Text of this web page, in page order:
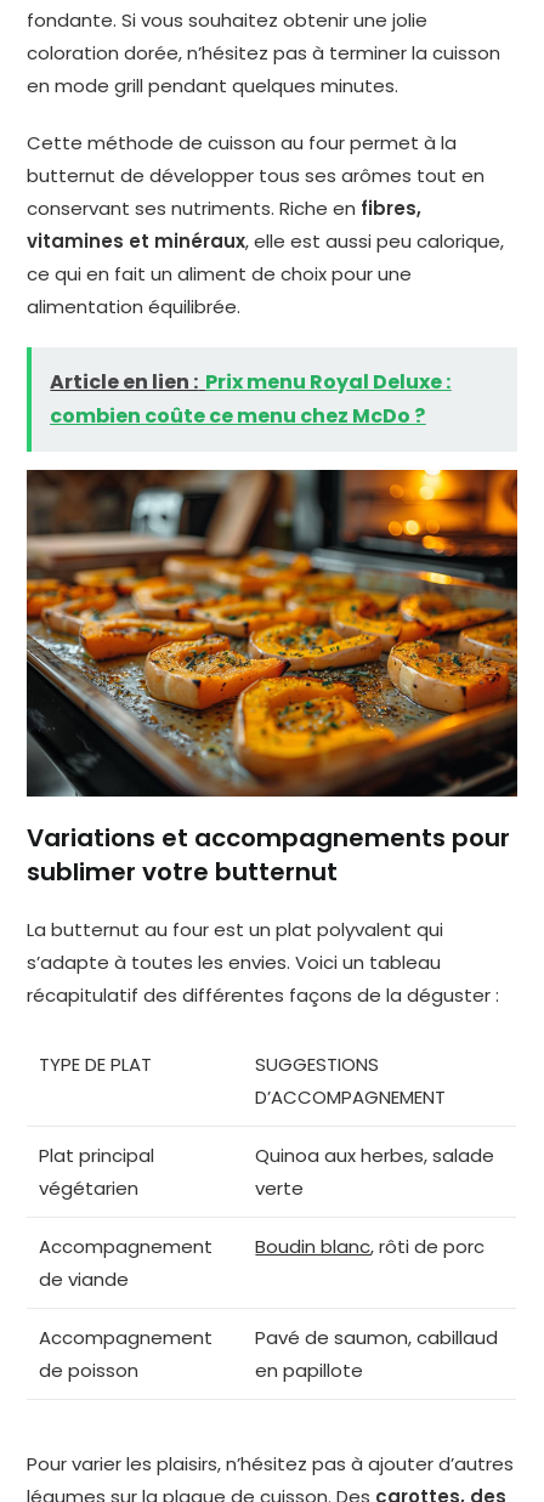
fondante. Si vous souhaitez obtenir une jolie
coloration dorée, n’hésitez pas à terminer la cuisson
en mode grill pendant quelques minutes.
Cette méthode de cuisson au four permet à la
butternut de développer tous ses arômes tout en
conservant ses nutriments. Riche en fibres,
vitamines et minéraux, elle est aussi peu calorique,
ce qui en fait un aliment de choix pour une
alimentation équilibrée.
Article en lien : Prix menu Royal Deluxe :
combien coûte ce menu chez McDo ?
Variations et accompagnements pour
sublimer votre butternut
La butternut au four est un plat polyvalent qui
s’adapte à toutes les envies. Voici un tableau
récapitulatif des différentes façons de la déguster :
TYPE DE PLAT
SUGGESTIONS
D’ACCOMPAGNEMENT
Plat principal
végétarien
Quinoa aux herbes, salade
verte
Accompagnement
de viande
Boudin blanc, rôti de porc
Accompagnement
de poisson
Pavé de saumon, cabillaud
en papillote
Pour varier les plaisirs, n’hésitez pas à ajouter d’autres
légumes sur la plaque de cuisson. Des carottes, des